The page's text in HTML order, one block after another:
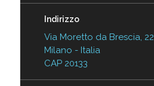
Indirizzo
Via Moretto da Brescia, 22
Milano - Italia
CAP 20133